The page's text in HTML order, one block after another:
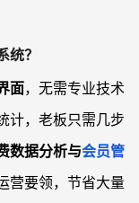
统？
面，无需专业技术
计，老板只需几步
数据分析与会员管
营要领，节省大量